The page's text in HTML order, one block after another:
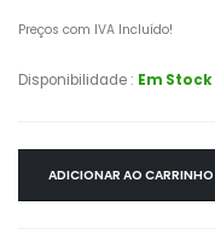
Preços com IVA Incluído!
Disponibilidade : Em Stock
ADICIONAR AO CARRINHO